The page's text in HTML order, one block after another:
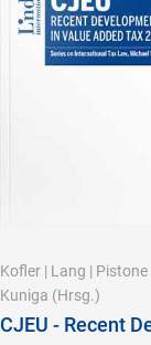
Kofler | Lang | Pistone
Kuniga (Hrsg.)
CJEU - Recent